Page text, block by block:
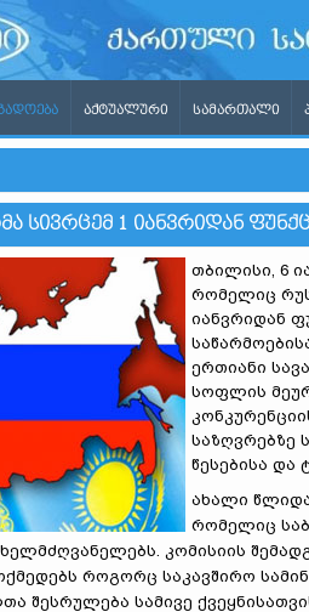
ᲐᲥᲢᲣᲐᲚᲣᲠᲘ ᲡᲐᲛᲐᲠᲗᲐᲚᲘ
ᲡᲘᲕᲠᲪᲔᲛ 1 ᲘᲐᲜᲕᲠᲘᲓᲐᲜ
თბილისი, 6
რომელიც
იანვრიდან
ერთიანი
სოფლის
საზღვრებზე
წესებისა და
ახალი
რომელიც
კომისიის
როგორც საკავშირო
შესრულება სამივე